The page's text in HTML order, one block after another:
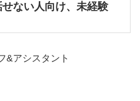
せない人向け、未経験
&アシスタント